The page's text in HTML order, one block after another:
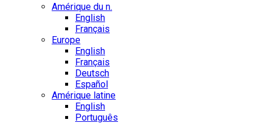
Amérique du n.
English
Français
Europe
English
Français
Deutsch
Español
Amérique latine
English
Português